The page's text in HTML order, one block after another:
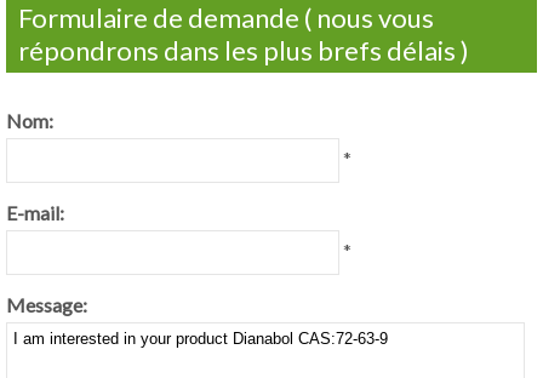
Formulaire de demande ( nous vous
répondrons dans les plus brefs délais )
Nom:
*
E-mail:
*
Message: